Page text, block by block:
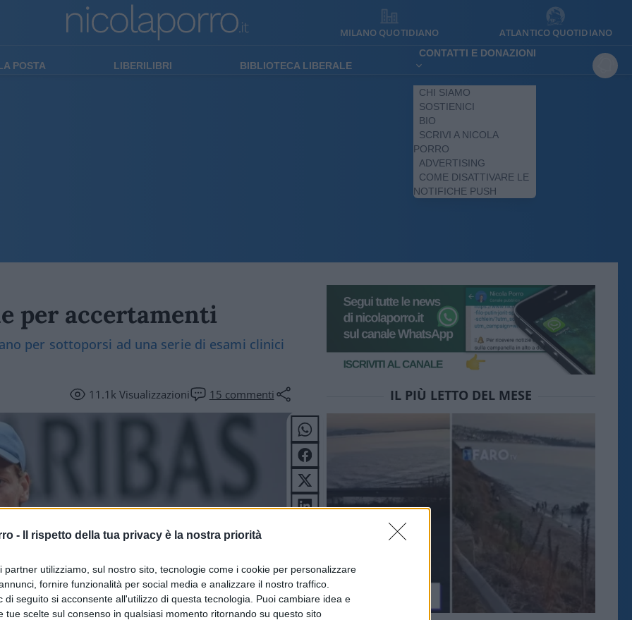
- Il rispetto della tua privacy è la nostra priorità
partner utilizziamo, sul nostro sito, tecnologie come i cookie per personalizzare
fornire funzionalità per social media e analizzare il nostro traffico.
di seguito si acconsente all'utilizzo di questa tecnologia. Puoi cambiare idea e
tue scelte sul consenso in qualsiasi momento ritornando su questo sito
MILANO QUOTIDIANO ATLANTICO QUOTIDIANO
POSTA LIBERILIBRI BIBLIOTECA LIBERALE
CONTATTI E DONAZIONI
CHI SIAMO
SOSTIENICI
BIO
SCRIVI A NICOLA
PORRO
ADVERTISING
COME DISATTIVARE LE
NOTIFICHE PUSH
per accertamenti
per sottoporsi ad una serie di esami clinici
11.1kVisualizzazioni 15 commenti IL PIÙ LETTO DEL MESE